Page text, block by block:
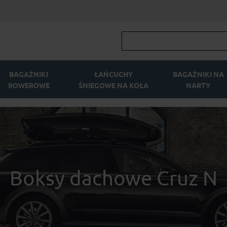
BAGAŻNIKI
ROWEROWE
ŁAŃCUCHY
ŚNIEGOWE NA KOŁA
BAGAŻNIKI NA
NARTY
Boksy dachowe Cruz N